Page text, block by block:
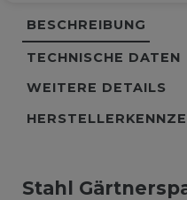
BESCHREIBUNG
TECHNISCHE DATEN
WEITERE DETAILS
Stahl